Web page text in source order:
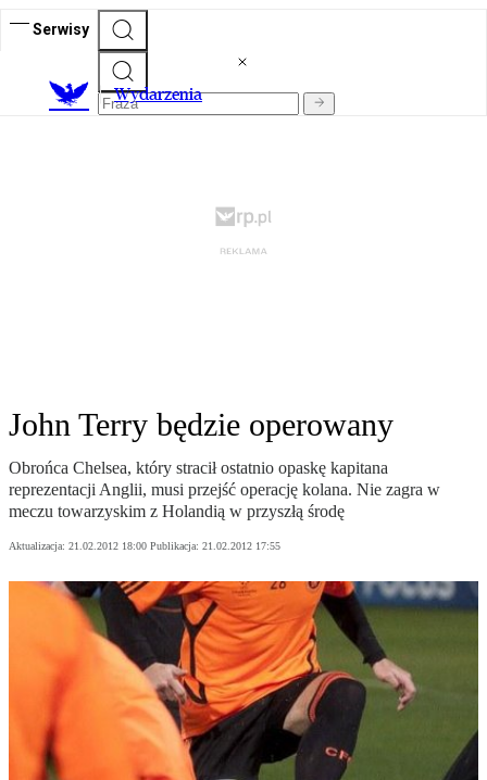
Serwisy
Wydarzenia
John Terry będzie operowany
Obrońca Chelsea, który stracił ostatnio opaskę kapitana
reprezentacji Anglii, musi przejść operację kolana. Nie zagra w
meczu towarzyskim z Holandią w przyszłą środę
Aktualizacja: 21.02.2012 18:00 Publikacja: 21.02.2012 17:55